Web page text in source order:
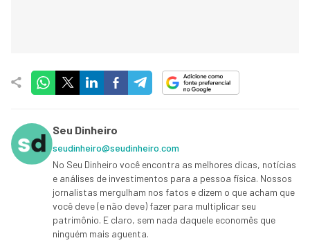
Seu Dinheiro
seudinheiro@seudinheiro.com
No Seu Dinheiro você encontra as melhores dicas, notícias
e análises de investimentos para a pessoa física. Nossos
jornalistas mergulham nos fatos e dizem o que acham que
você deve (e não deve) fazer para multiplicar seu
patrimônio. E claro, sem nada daquele economês que
ninguém mais aguenta.